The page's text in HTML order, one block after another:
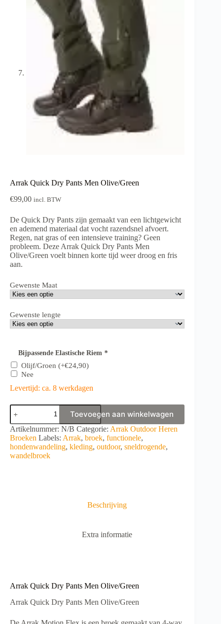
Arrak Quick Dry Pants Men Olive/Green
€99,00 incl. BTW
De Quick Dry Pants zijn gemaakt van een lichtgewicht
en ademend materiaal dat vocht razendsnel afvoert.
Regen, nat gras of een intensieve training? Geen
probleem. Deze Arrak Quick Dry Pants Men
Olive/Green voelt binnen korte tijd weer droog en fris
aan.
Gewenste Maat
Gewenste lengte
Bijpassende Elastische Riem *
Olijf/Groen (+€24,90)
Nee
Levertijd: ca. 8 werkdagen
Arrak
Quick
Dry
Pants
Men
Olive/Green
aantal
Toevoegen aan winkelwagen
A
l
t
e
Artikelnummer: N/B Categorie: Arrak Outdoor Heren
Broeken Labels: Arrak, broek, functionele,
hondenwandeling, kleding, outdoor, sneldrogende,
wandelbroek
Beschrijving
Extra informatie
Arrak Quick Dry Pants Men Olive/Green
Arrak Quick Dry Pants Men Olive/Green